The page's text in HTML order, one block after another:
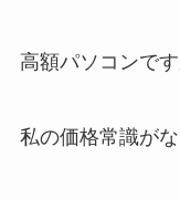
高額パソコンです
私の価格常識が